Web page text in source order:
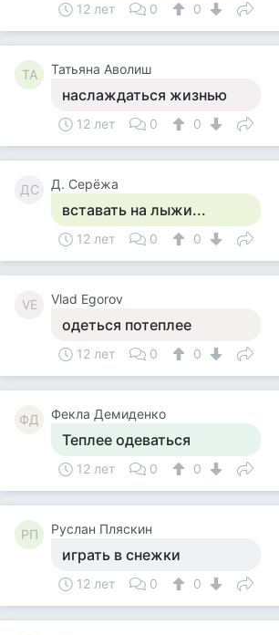
12 лет 0 0
ТА Татьяна Аволиш
наслаждаться жизнью
12 лет 0 0
ДС Д. Серёжа
вставать на лыжи...
12 лет 0 0
VE Vlad Egorov
одеться потеплее
12 лет 0 0
ФД Фекла Демиденко
Теплее одеваться
12 лет 0 0
РП Руслан Пляскин
играть в снежки
12 лет 0 0